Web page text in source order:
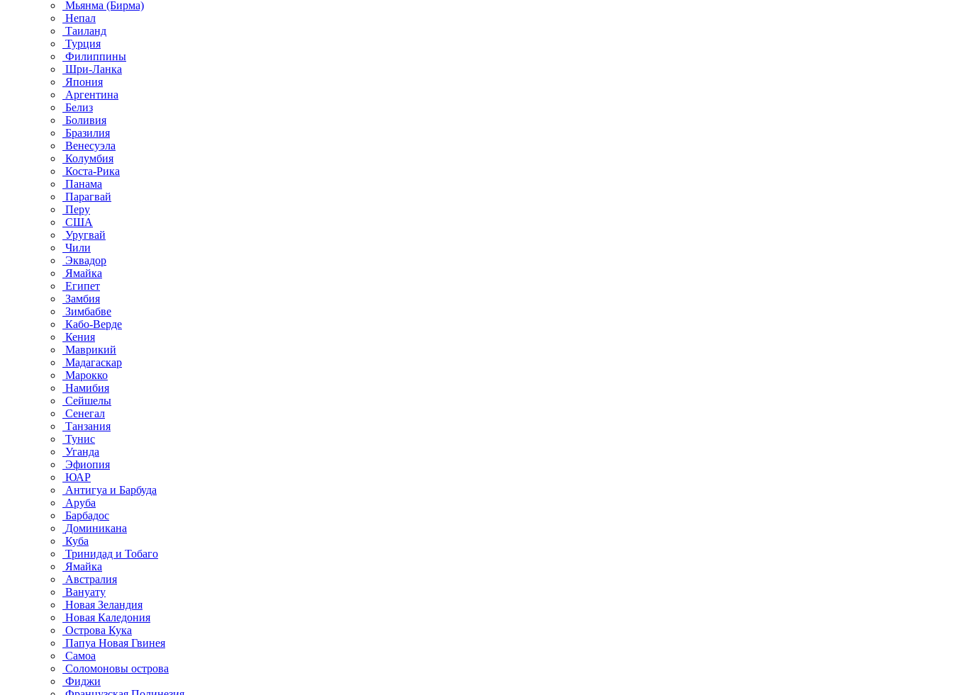
Мьянма (Бирма)
Непал
Таиланд
Турция
Филиппины
Шри-Ланка
Япония
Аргентина
Белиз
Боливия
Бразилия
Венесуэла
Колумбия
Коста-Рика
Панама
Парагвай
Перу
США
Уругвай
Чили
Эквадор
Ямайка
Египет
Замбия
Зимбабве
Кабо-Верде
Кения
Маврикий
Мадагаскар
Марокко
Намибия
Сейшелы
Сенегал
Танзания
Тунис
Уганда
Эфиопия
ЮАР
Антигуа и Барбуда
Аруба
Барбадос
Доминикана
Куба
Тринидад и Тобаго
Ямайка
Австралия
Вануату
Новая Зеландия
Новая Каледония
Острова Кука
Папуа Новая Гвинея
Самоа
Соломоновы острова
Фиджи